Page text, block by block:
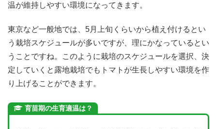
温が維持しやすい環境になってきます。
東京など一般地では、5月上旬くらいから植え付けるとい
う栽培スケジュールが多いですが、理にかなっているとい
うことですね。このように栽培のスケジュールを選択、決
定していくと露地栽培でもトマトが生長しやすい環境を作
り上げることができます。
育苗期の生育適温は？